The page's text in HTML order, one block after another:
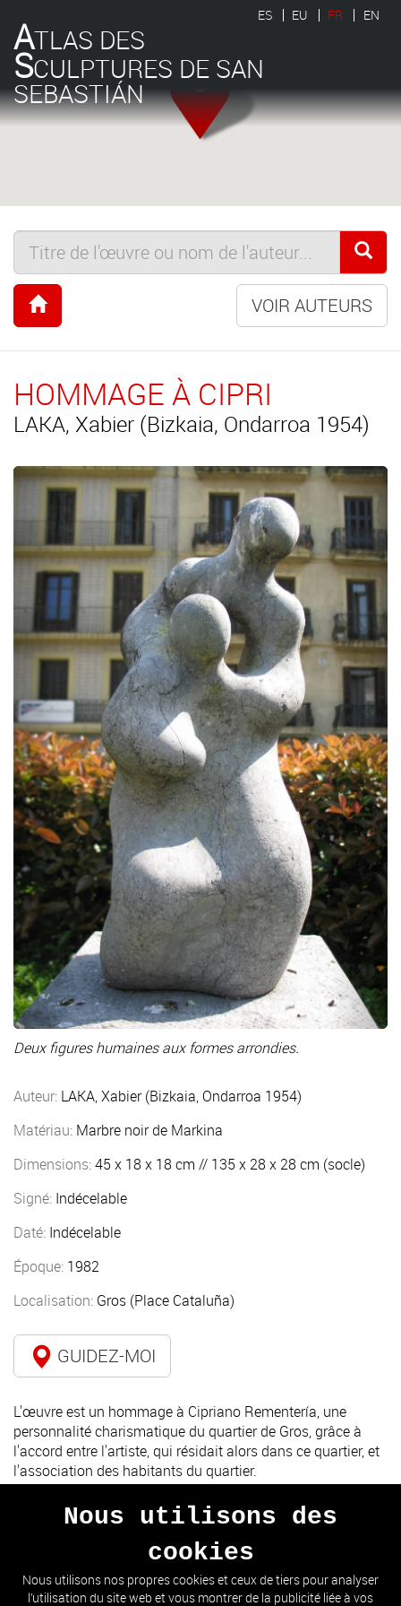
ATLAS DES
SCULPTURES DE SAN
SEBASTIÁN
ES EU FR EN
VOIR AUTEURS
HOMMAGE À CIPRI
LAKA, Xabier (Bizkaia, Ondarroa 1954)
Deux figures humaines aux formes arrondies.
Auteur: LAKA, Xabier (Bizkaia, Ondarroa 1954)
Matériau: Marbre noir de Markina
Dimensions:45 x 18 x 18 cm // 135 x 28 x 28 cm (socle)
Signé: Indécelable
Daté: Indécelable
Époque: 1982
Localisation: Gros (Place Cataluña)
GUIDEZ-MOI
L'œuvre est un hommage à Cipriano Rementería, une
personnalité charismatique du quartier de Gros, grâce à
l'accord entre l'artiste, qui résidait alors dans ce quartier, et
l'association des habitants du quartier.
PRÉCÉDENT
Nous utilisons des
cookies
Nous utilisons nos propres cookies et ceux de tiers pour analyser
l’utilisation du site web et vous montrer de la publicité liée à vos